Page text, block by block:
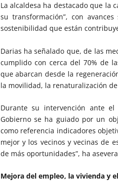
La alcaldesa ha destacado que la
su transformación”, con
sostenibilidad que están
Darias ha señalado que, de las
cumplido con cerca del 70% de
que abarcan desde la
la movilidad, la renaturalización
Durante su intervención ante
Gobierno se ha guiado por un
como referencia indicadores
mejor y los vecinos y vecinas de
de más oportunidades”, ha
Mejora del empleo, la vivienda y